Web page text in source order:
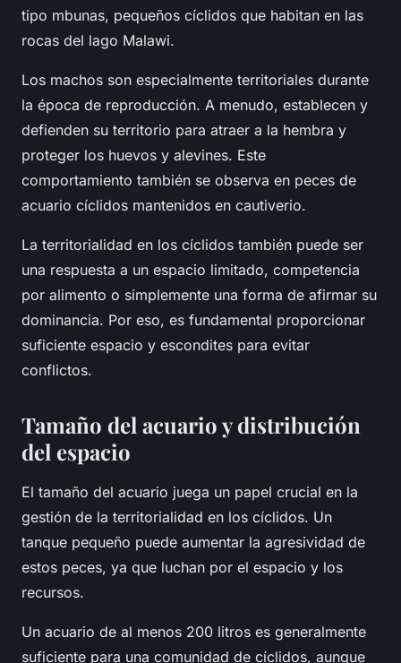
tipo mbunas, pequeños cíclidos que habitan en las
rocas del lago Malawi.
Los machos son especialmente territoriales durante
la época de reproducción. A menudo, establecen y
defienden su territorio para atraer a la hembra y
proteger los huevos y alevines. Este
comportamiento también se observa en peces de
acuario cíclidos mantenidos en cautiverio.
La territorialidad en los cíclidos también puede ser
una respuesta a un espacio limitado, competencia
por alimento o simplemente una forma de afirmar su
dominancia. Por eso, es fundamental proporcionar
suficiente espacio y escondites para evitar
conflictos.
Tamaño del acuario y distribución
del espacio
El tamaño del acuario juega un papel crucial en la
gestión de la territorialidad en los cíclidos. Un
tanque pequeño puede aumentar la agresividad de
estos peces, ya que luchan por el espacio y los
recursos.
Un acuario de al menos 200 litros es generalmente
suficiente para una comunidad de cíclidos, aunque